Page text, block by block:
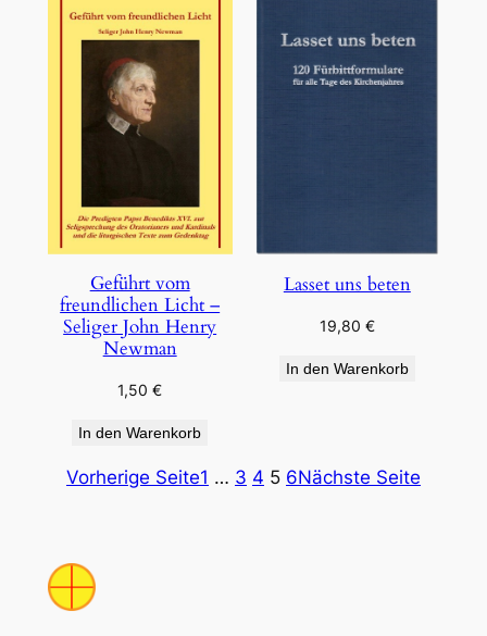
Geführt vom
freundlichen Licht –
Seliger John Henry
Newman
1,50€
In den Warenkorb
Lasset uns beten
19,80 €
In den Warenkorb
Vorherige Seite1 … 3 4 5 6Nächste Seite